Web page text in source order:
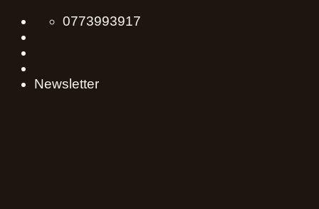
Skip
content
0773993917
Newsletter